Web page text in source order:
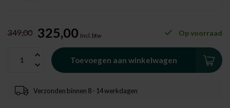
349,00 325,00 Incl. btw Op voorraad
Toevoegen aan winkelwagen
Verzonden binnen 8 - 14 werkdagen